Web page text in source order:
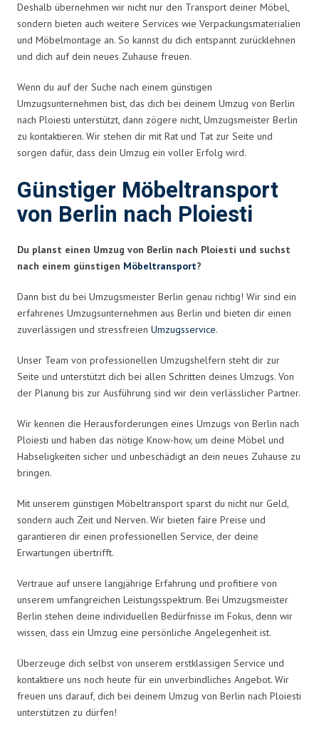
Deshalb übernehmen wir nicht nur den Transport deiner Möbel,
sondern bieten auch weitere Services wie Verpackungsmaterialien
und Möbelmontage an. So kannst du dich entspannt zurücklehnen
und dich auf dein neues Zuhause freuen.
Wenn du auf der Suche nach einem günstigen
Umzugsunternehmen bist, das dich bei deinem Umzug von Berlin
nach Ploiesti unterstützt, dann zögere nicht, Umzugsmeister Berlin
zu kontaktieren. Wir stehen dir mit Rat und Tat zur Seite und
sorgen dafür, dass dein Umzug ein voller Erfolg wird.
Günstiger Möbeltransport
von Berlin nach Ploiesti
Du planst einen Umzug von Berlin nach Ploiesti und suchst
nach einem günstigen Möbeltransport?
Dann bist du bei Umzugsmeister Berlin genau richtig! Wir sind ein
erfahrenes Umzugsunternehmen aus Berlin und bieten dir einen
zuverlässigen und stressfreien Umzugsservice.
Unser Team von professionellen Umzugshelfern steht dir zur
Seite und unterstützt dich bei allen Schritten deines Umzugs. Von
der Planung bis zur Ausführung sind wir dein verlässlicher Partner.
Wir kennen die Herausforderungen eines Umzugs von Berlin nach
Ploiesti und haben das nötige Know-how, um deine Möbel und
Habseligkeiten sicher und unbeschädigt an dein neues Zuhause zu
bringen.
Mit unserem günstigen Möbeltransport sparst du nicht nur Geld,
sondern auch Zeit und Nerven. Wir bieten faire Preise und
garantieren dir einen professionellen Service, der deine
Erwartungen übertrifft.
Vertraue auf unsere langjährige Erfahrung und profitiere von
unserem umfangreichen Leistungsspektrum. Bei Umzugsmeister
Berlin stehen deine individuellen Bedürfnisse im Fokus, denn wir
wissen, dass ein Umzug eine persönliche Angelegenheit ist.
Überzeuge dich selbst von unserem erstklassigen Service und
kontaktiere uns noch heute für ein unverbindliches Angebot. Wir
freuen uns darauf, dich bei deinem Umzug von Berlin nach Ploiesti
unterstützen zu dürfen!